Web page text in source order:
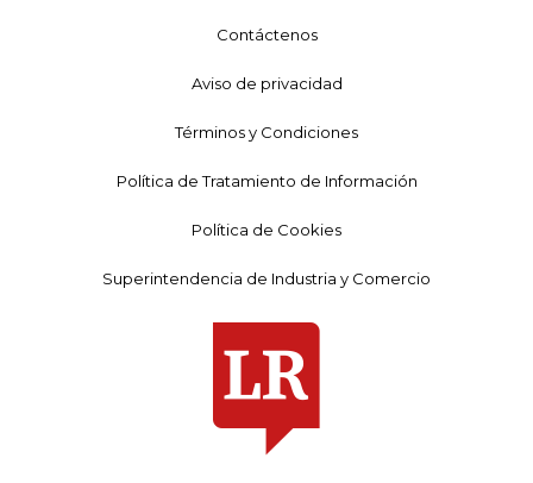
Contáctenos
Aviso de privacidad
Términos y Condiciones
Política de Tratamiento de Información
Política de Cookies
Superintendencia de Industria y Comercio